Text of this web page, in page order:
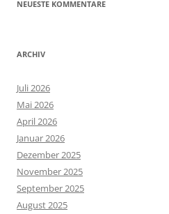
NEUESTE KOMMENTARE
ARCHIV
Juli 2026
Mai 2026
April 2026
Januar 2026
Dezember 2025
November 2025
September 2025
August 2025